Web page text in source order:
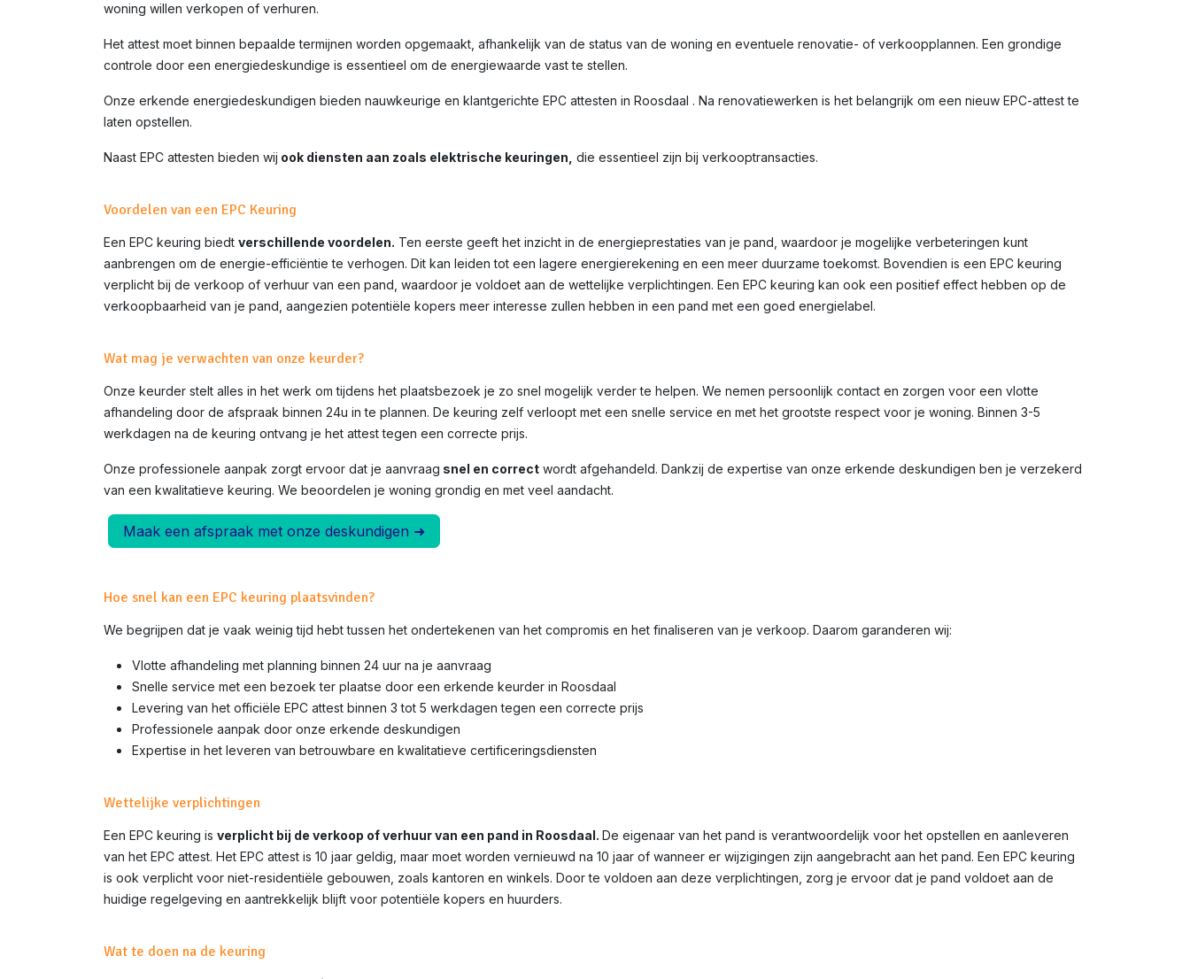
woning willen verkopen of verhuren.
Het attest moet binnen bepaalde termijnen worden opgemaakt, afhankelijk van de status van de woning en eventuele renovatie- of verkoopplannen. Een grondige
controle door een energiedeskundige is essentieel om de energiewaarde vast te stellen.
Onze erkende energiedeskundigen bieden nauwkeurige en klantgerichte EPC attesten in Roosdaal . Na renovatiewerken is het belangrijk om een nieuw EPC-attest te
laten opstellen.
Naast EPC attesten bieden wij ook diensten aan zoals elektrische keuringen, die essentieel zijn bij verkooptransacties.
Voordelen van een EPC Keuring
Een EPC keuring biedt verschillende voordelen. Ten eerste geeft het inzicht in de energieprestaties van je pand, waardoor je mogelijke verbeteringen kunt
aanbrengen om de energie-efficiëntie te verhogen. Dit kan leiden tot een lagere energierekening en een meer duurzame toekomst. Bovendien is een EPC keuring
verplicht bij de verkoop of verhuur van een pand, waardoor je voldoet aan de wettelijke verplichtingen. Een EPC keuring kan ook een positief effect hebben op de
verkoopbaarheid van je pand, aangezien potentiële kopers meer interesse zullen hebben in een pand met een goed energielabel.
Wat mag je verwachten van onze keurder?
Onze keurder stelt alles in het werk om tijdens het plaatsbezoek je zo snel mogelijk verder te helpen. We nemen persoonlijk contact en zorgen voor een vlotte
afhandeling door de afspraak binnen 24u in te plannen. De keuring zelf verloopt met een snelle service en met het grootste respect voor je woning. Binnen 3-5
werkdagen na de keuring ontvang je het attest tegen een correcte prijs.
Onze professionele aanpak zorgt ervoor dat je aanvraag snel en correct wordt afgehandeld. Dankzij de expertise van onze erkende deskundigen ben je verzekerd
van een kwalitatieve keuring. We beoordelen je woning grondig en met veel aandacht.
Maak een afspraak met onze deskundigen ➜
Hoe snel kan een EPC keuring plaatsvinden?
We begrijpen dat je vaak weinig tijd hebt tussen het ondertekenen van het compromis en het finaliseren van je verkoop. Daarom garanderen wij:
Vlotte afhandeling met planning binnen 24 uur na je aanvraag
Snelle service met een bezoek ter plaatse door een erkende keurder in Roosdaal
Levering van het officiële EPC attest binnen 3 tot 5 werkdagen tegen een correcte prijs
Professionele aanpak door onze erkende deskundigen
Expertise in het leveren van betrouwbare en kwalitatieve certificeringsdiensten
Wettelijke verplichtingen
Een EPC keuring is verplicht bij de verkoop of verhuur van een pand in Roosdaal. De eigenaar van het pand is verantwoordelijk voor het opstellen en aanleveren
van het EPC attest. Het EPC attest is 10 jaar geldig, maar moet worden vernieuwd na 10 jaar of wanneer er wijzigingen zijn aangebracht aan het pand. Een EPC keuring
is ook verplicht voor niet-residentiële gebouwen, zoals kantoren en winkels. Door te voldoen aan deze verplichtingen, zorg je ervoor dat je pand voldoet aan de
huidige regelgeving en aantrekkelijk blijft voor potentiële kopers en huurders.
Wat te doen na de keuring